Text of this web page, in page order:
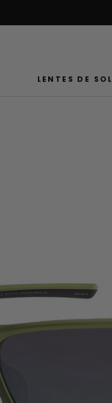
LENTES DE SOL